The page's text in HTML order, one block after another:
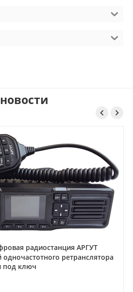
 
радиостанция АРГУТ
одночастотного ретранслятора
под ключ